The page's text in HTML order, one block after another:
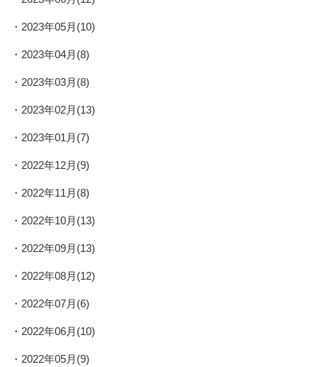
2023年05月(10)
2023年04月(8)
2023年03月(8)
2023年02月(13)
2023年01月(7)
2022年12月(9)
2022年11月(8)
2022年10月(13)
2022年09月(13)
2022年08月(12)
2022年07月(6)
2022年06月(10)
2022年05月(9)